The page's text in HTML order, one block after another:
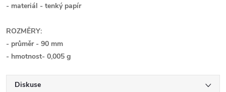
- materiál - tenký papír
ROZMĚRY:
- průměr - 90 mm
- hmotnost- 0,005 g
Diskuse